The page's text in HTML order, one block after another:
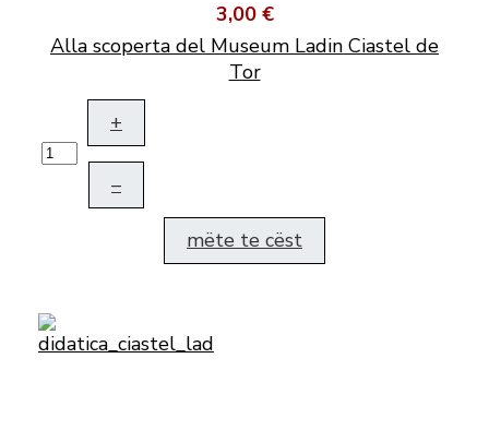
3,00 €
Alla scoperta del Museum Ladin Ciastel de
Tor
+
–
mëte te cëst